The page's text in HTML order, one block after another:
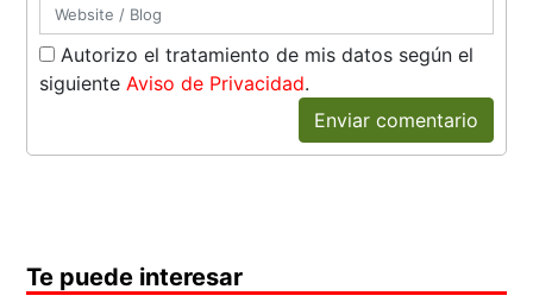
Autorizo el tratamiento de mis datos según el
siguienteAviso de Privacidad.
Enviar comentario
Te puede interesar